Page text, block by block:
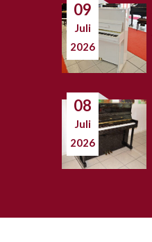
09
Juli
2026
08
Juli
2026